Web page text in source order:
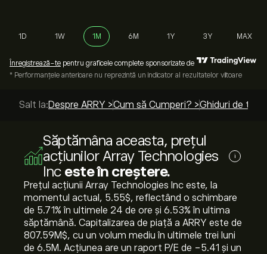
1D 1W 1M 6M 1Y 3Y MAX
Înregistrează-te pentru graficele complete sponsorizate de
* Performanțele anterioare nu reprezintă un indicator al rezultatelor viitoare
Salt la:Despre ARRY >Cum să Cumperi? >Ghiduri de top
Săptămâna aceasta, prețul
acțiunilor Array Technologies
Inc este în creștere.
i
Prețul acțiunii Array Technologies Inc este, la
momentul actual, 5.55‎$‎, reflectând o schimbare
de ‎5.71‎% în ultimele 24 de ore și ‎6.53‎% în ultima
săptămână. Capitalizarea de piață a ARRY este de
807.59M‎$‎, cu un volum mediu în ultimele trei luni
de 6.5M. Acțiunea are un raport P/E de -5.41 și un